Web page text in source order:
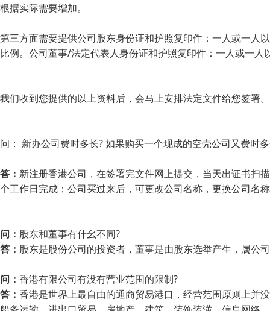
根据实际需要增加。
第三方面需要提供公司股东身份证和护照复印件：一人或一人
比例。公司董事/法定代表人身份证和护照复印件：一人或一
我们收到您提供的以上资料后，会马上安排法定文件给您签署
问： 新办公司费时多长? 如果购买一个现成的空壳公司又费时
答： 新注册香港公司，在签署完文件网上提交，当天出证书扫
个工作日完成；公司买过来后，可更改公司名称，更换公司名
问： 股东和董事有什幺不同?
答： 股东是股份公司的投资者，董事是由股东选举产生，属公
问： 香港有限公司有没有营业范围的限制?
答： 香港是世界上最自由的通商贸易港口，经营范围原则上并